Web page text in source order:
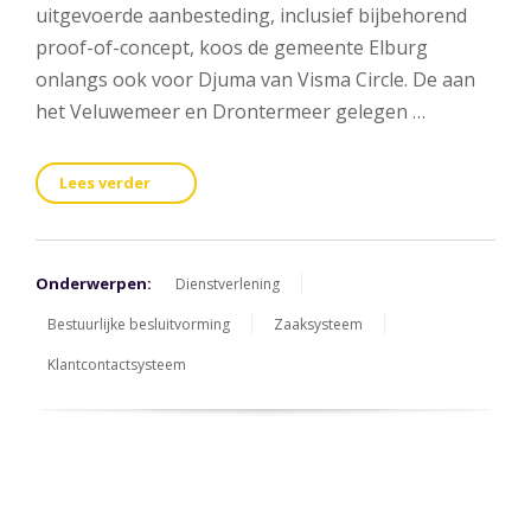
uitgevoerde aanbesteding, inclusief bijbehorend
proof-of-concept, koos de gemeente Elburg
onlangs ook voor Djuma van Visma Circle. De aan
het Veluwemeer en Drontermeer gelegen …
Lees verder
Onderwerpen:
Dienstverlening
Bestuurlijke besluitvorming
Zaaksysteem
Klantcontactsysteem